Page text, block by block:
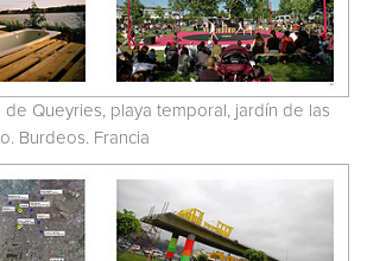
de Queyries, playa temporal, jardín de las
Burdeos. Francia